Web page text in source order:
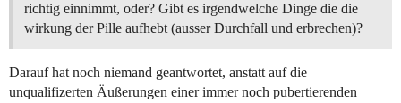
richtig einnimmt, oder? Gibt es irgendwelche Dinge die die
wirkung der Pille aufhebt (ausser Durchfall und erbrechen)?
Darauf hat noch niemand geantwortet, anstatt auf die
unqualifizerten Äußerungen einer immer noch pubertierenden